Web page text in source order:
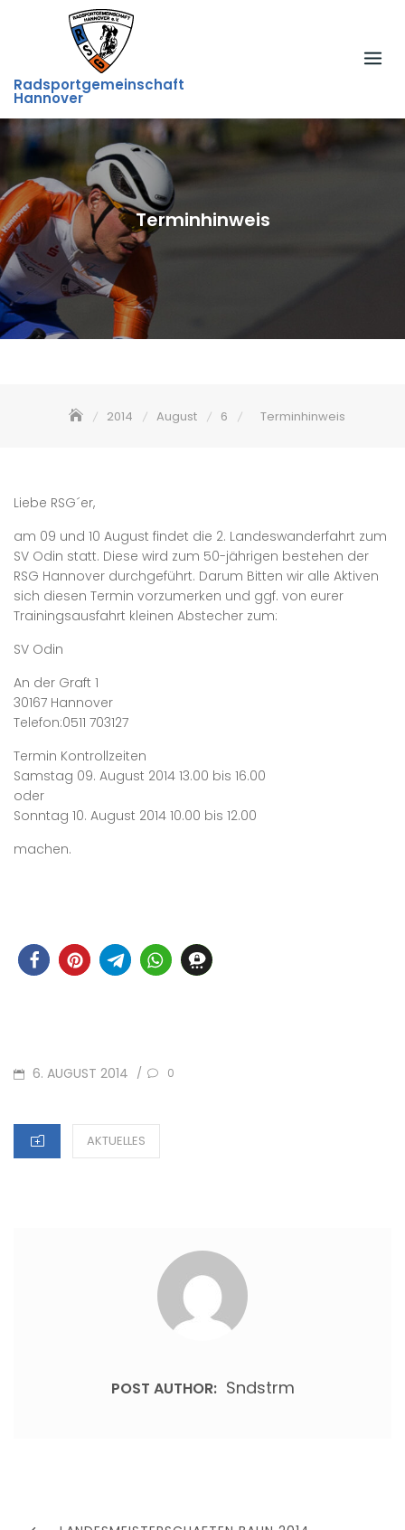
Radsportgemeinschaft
Hannover
Terminhinweis
2014 August 6 Terminhinweis
Liebe RSG´er,
am 09 und 10 August findet die 2. Landeswanderfahrt zum
SV Odin statt. Diese wird zum 50-jährigen bestehen der
RSG Hannover durchgeführt. Darum Bitten wir alle Aktiven
sich diesen Termin vorzumerken und ggf. von eurer
Trainingsausfahrt kleinen Abstecher zum:
SV Odin
An der Graft 1
30167 Hannover
Telefon:0511 703127
Termin Kontrollzeiten
Samstag 09. August 2014 13.00 bis 16.00
oder
Sonntag 10. August 2014 10.00 bis 12.00
machen.
POSTED
6. AUGUST 2014 / 0
CATEGORIES
AKTUELLES
POST AUTHOR: Sndstrm